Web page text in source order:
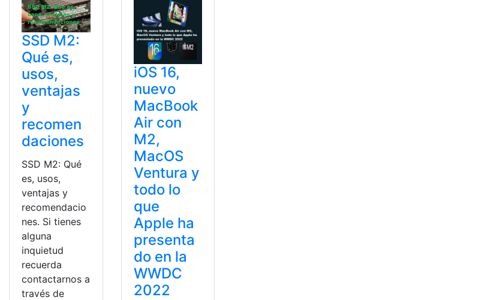
SSD M2:
Qué es,
usos,
ventajas
y
recomen
daciones
SSD M2: Qué
es, usos,
ventajas y
recomendacio
nes. Si tienes
alguna
inquietud
recuerda
contactarnos a
través de
iOS 16,
nuevo
MacBook
Air con
M2,
MacOS
Ventura y
todo lo
que
Apple ha
presenta
do en la
WWDC
2022